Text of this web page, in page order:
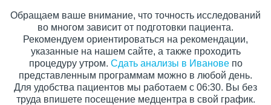
Обращаем ваше внимание, что точность исследований
во многом зависит от подготовки пациента.
Рекомендуем ориентироваться на рекомендации,
указанные на нашем сайте, а также проходить
процедуру утром. Сдать анализы в Ивановепо
представленным программам можно в любой день.
Для удобства пациентов мы работаем с 06:30. Вы без
труда впишете посещение медцентра в свой график.